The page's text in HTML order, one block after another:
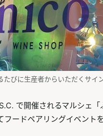
たびに生産者からいただくサイ
で開催されるマルシェ
フードペアリングイベント